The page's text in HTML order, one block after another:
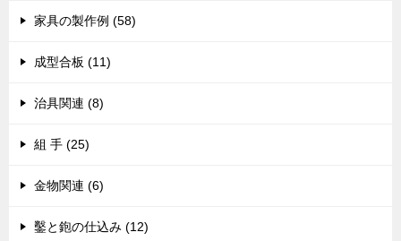
家具の製作例 (58)
成型合板 (11)
治具関連 (8)
組 手 (25)
金物関連 (6)
鑿と鉋の仕込み (12)